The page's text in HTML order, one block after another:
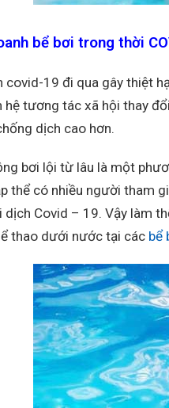
bể bơi trong thời
covid-19 đi qua gây thiệt
hệ tương tác xã hội thay
dịch cao hơn.
bơi lội từ lâu là một
thể có nhiều người tham
dịch Covid – 19. Vậy làm
thao dưới nước tại các bể